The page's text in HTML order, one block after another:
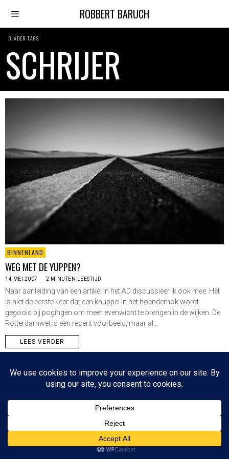
ROBBERT BARUCH
BLADER TAGS
SCHRIJER
BINNENLAND
WEG MET DE YUPPEN?
14 MEI 2007 2 MINUTEN LEESTIJD
Naar aanleiding van een artikel in het AD discussieer ik ook mee. Het
is niet de eerste keer dat een knuppel in het hoenderhok wordt
gegooid bij pogingen om meer evenwicht te brengen in de wijken. De
Rotterdamwet is een recent voorbeeld, maar al…
LEES VERDER
Since 2003 © All Rights Reserved | Foto's Robbert Baruch tenzij anders vermeld
NIEUWSBRIEF CONTACT
BOVEN